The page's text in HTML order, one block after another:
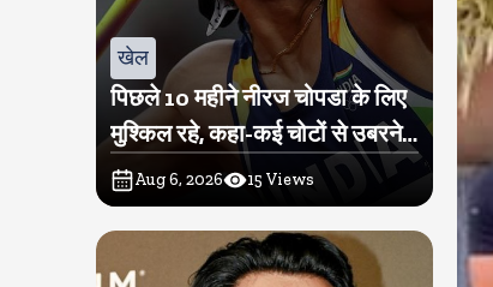
खेल
पिछले 10 महीने नीरज चोपडा के लिए
मुश्किल रहे, कहा-कई चोटों से उबरने में
परेशानी हुई
Aug 6, 2026 15 Views